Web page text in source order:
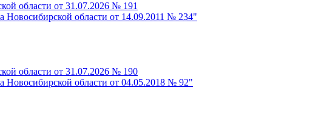
области от 31.07.2026 № 191
Новосибирской области от 14.09.2011 № 234"
области от 31.07.2026 № 190
Новосибирской области от 04.05.2018 № 92"